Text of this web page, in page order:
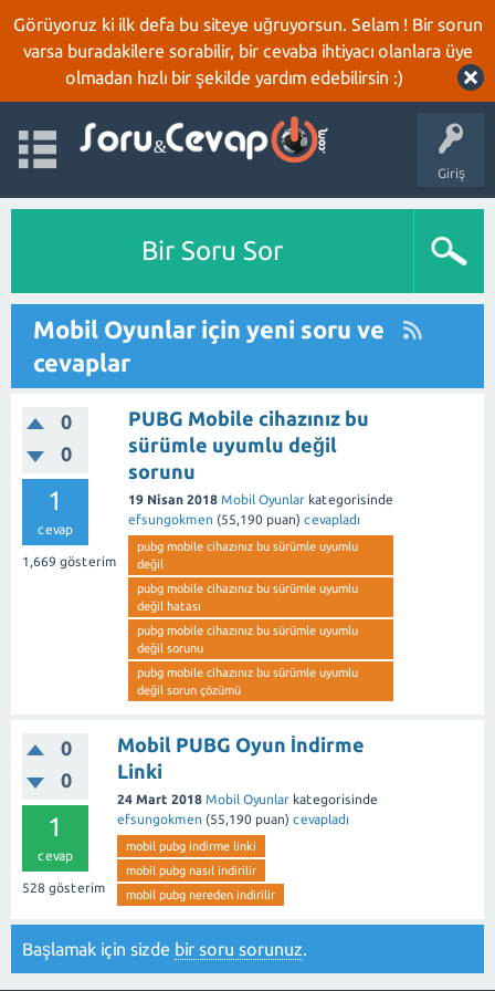
Görüyoruz ki ilk defa bu siteye uğruyorsun. Selam ! Bir sorun
varsa buradakilere sorabilir, bir cevaba ihtiyacı olanlara üye
olmadan hızlı bir şekilde yardım edebilirsin :)
Giriş
Bir Soru Sor
Mobil Oyunlar için yeni soru ve
cevaplar
0
0
1
cevap
1,669 gösterim
PUBG Mobile cihazınız bu
sürümle uyumlu değil
sorunu
19 Nisan 2018 Mobil Oyunlar kategorisinde
efsungokmen (55,190 puan) cevapladı
pubg mobile cihazınız bu sürümle uyumlu
değil
pubg mobile cihazınız bu sürümle uyumlu
değil hatası
pubg mobile cihazınız bu sürümle uyumlu
değil sorunu
pubg mobile cihazınız bu sürümle uyumlu
değil sorun çözümü
0
0
1
cevap
528 gösterim
Mobil PUBG Oyun İndirme
Linki
24 Mart 2018 Mobil Oyunlar kategorisinde
efsungokmen (55,190 puan) cevapladı
mobil pubg indirme linki
mobil pubg nasıl indirilir
mobil pubg nereden indirilir
Başlamak için sizde bir soru sorunuz.